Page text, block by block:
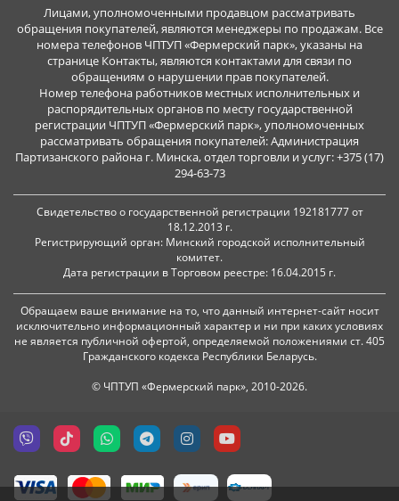
Лицами, уполномоченными продавцом рассматривать
обращения покупателей, являются менеджеры по продажам. Все
номера телефонов ЧПТУП «Фермерский парк», указаны на
странице Контакты, являются контактами для связи по
обращениям о нарушении прав покупателей.
Номер телефона работников местных исполнительных и
распорядительных органов по месту государственной
регистрации ЧПТУП «Фермерский парк», уполномоченных
рассматривать обращения покупателей: Администрация
Партизанского района г. Минска, отдел торговли и услуг: +375 (17)
294-63-73
Свидетельство о государственной регистрации 192181777 от
18.12.2013 г.
Регистрирующий орган: Минский городской исполнительный
комитет.
Дата регистрации в Торговом реестре: 16.04.2015 г.
Обращаем ваше внимание на то, что данный интернет-сайт носит
исключительно информационный характер и ни при каких условиях
не является публичной офертой, определяемой положениями ст. 405
Гражданского кодекса Республики Беларусь.
© ЧПТУП «Фермерский парк», 2010-2026.